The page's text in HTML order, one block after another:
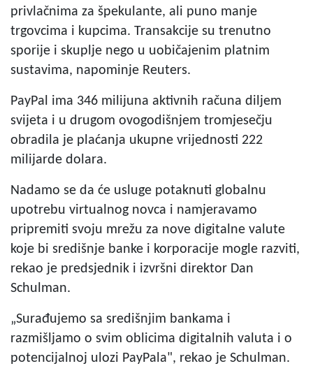
privlačnima za špekulante, ali puno manje
trgovcima i kupcima. Transakcije su trenutno
sporije i skuplje nego u uobičajenim platnim
sustavima, napominje Reuters.
PayPal ima 346 milijuna aktivnih računa diljem
svijeta i u drugom ovogodišnjem tromjesečju
obradila je plaćanja ukupne vrijednosti 222
milijarde dolara.
Nadamo se da će usluge potaknuti globalnu
upotrebu virtualnog novca i namjeravamo
pripremiti svoju mrežu za nove digitalne valute
koje bi središnje banke i korporacije mogle razviti,
rekao je predsjednik i izvršni direktor Dan
Schulman.
„Surađujemo sa središnjim bankama i
razmišljamo o svim oblicima digitalnih valuta i o
potencijalnoj ulozi PayPala", rekao je Schulman.